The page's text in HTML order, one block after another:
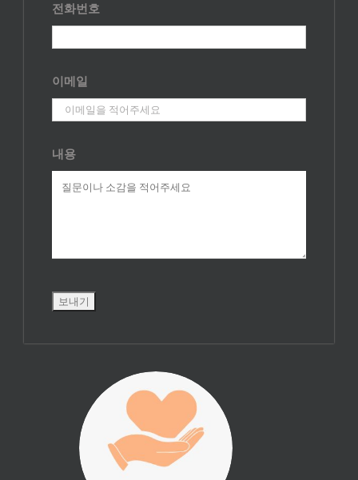
전화번호
이메일
내용
진리횃불 사역은
여러분의 후원으
로 이루어집니다.